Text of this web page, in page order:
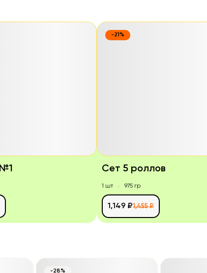
-21%
Сет 5 роллов
1 шт 975 гр
1,455 ₽
1,149 ₽
-28%